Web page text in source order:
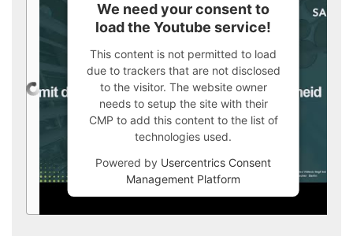
We need your consent to
load the Youtube service!
This content is not permitted to load
due to trackers that are not disclosed
to the visitor. The website owner
needs to setup the site with their
CMP to add this content to the list of
technologies used.
Powered by Usercentrics Consent
Management Platform